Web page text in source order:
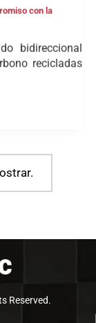
con la
bidireccional
recicladas
Reserved.